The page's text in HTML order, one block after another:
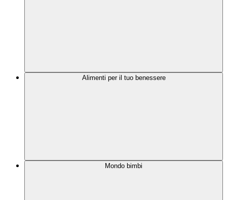
Alimenti per il tuo benessere
Mondo bimbi